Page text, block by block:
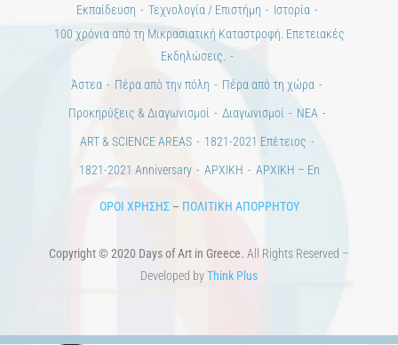
Εκπαίδευση
Τεχνολογία / Επιστήμη
Ιστορία
100 χρόνια από τη Μικρασιατική Καταστροφή. Επετειακές
Εκδηλώσεις.
Άστεα
Πέρα από την πόλη
Πέρα από τη χώρα
Προκηρύξεις & Διαγωνισμοί
Διαγωνισμοί
ΝΕΑ
ART & SCIENCE AREAS
1821-2021 Επέτειος
1821-2021 Anniversary
ΑΡΧΙΚΗ ΑΡΧΙΚΗ – En
ΟΡΟΙ ΧΡΗΣΗΣ– ΠΟΛΙΤΙΚΗ ΑΠΟΡΡΗΤΟΥ
Copyright © 2020 Days of Art in Greece. All Rights Reserved –
Developed byThink Plus